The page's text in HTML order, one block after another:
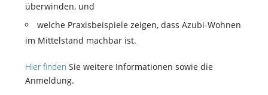
überwinden, und
welche Praxisbeispiele zeigen, dass Azubi-Wohnen
im Mittelstand machbar ist.
Hier finden Sie weitere Informationen sowie die
Anmeldung.